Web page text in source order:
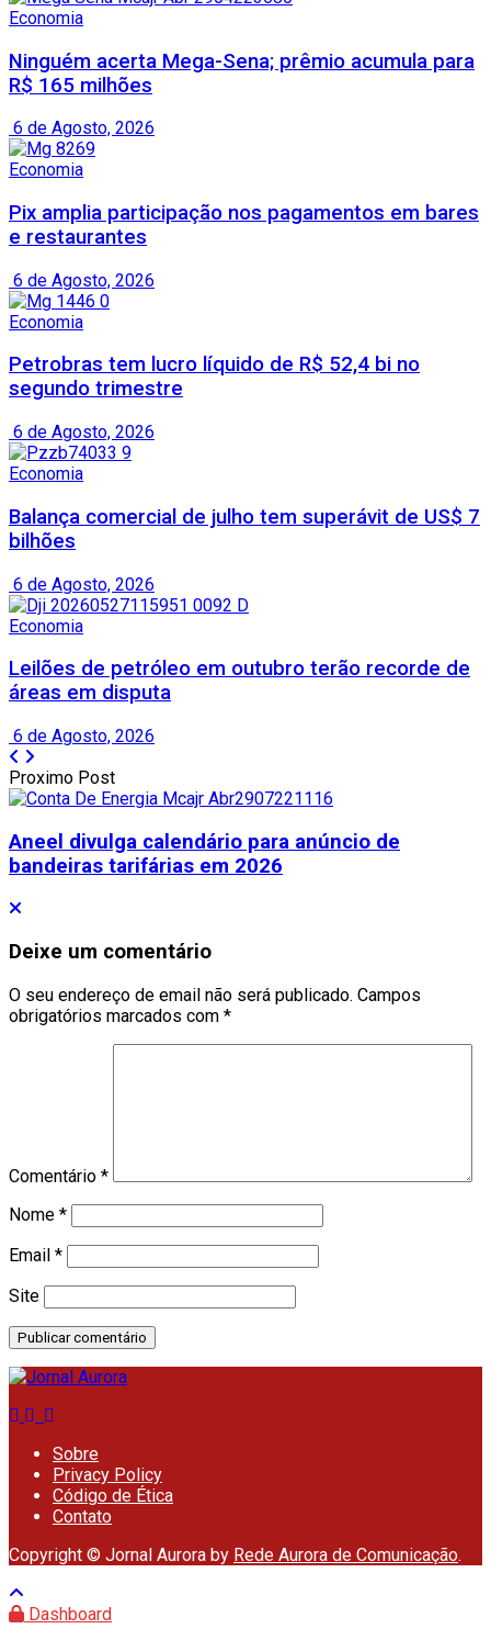
Economia
Ninguém acerta Mega-Sena; prêmio acumula para
R$ 165 milhões
6 de Agosto, 2026
Economia
Pix amplia participação nos pagamentos em bares
e restaurantes
6 de Agosto, 2026
Economia
Petrobras tem lucro líquido de R$ 52,4 bi no
segundo trimestre
6 de Agosto, 2026
Economia
Balança comercial de julho tem superávit de US$ 7
bilhões
6 de Agosto, 2026
Economia
Leilões de petróleo em outubro terão recorde de
áreas em disputa
6 de Agosto, 2026
Proximo Post
Aneel divulga calendário para anúncio de
bandeiras tarifárias em 2026
Deixe um comentário
O seu endereço de email não será publicado. Campos
obrigatórios marcados com *
Comentário *
Nome *
Email *
Site
Sobre
Privacy Policy
Código de Ética
Contato
Copyright © Jornal Aurora by Rede Aurora de Comunicação.
Dashboard